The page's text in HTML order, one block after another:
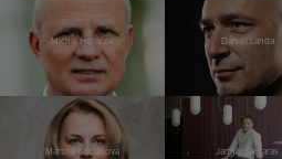
Michal Horáček Daniel Landa
Martina Kociánová Jannis Samaras